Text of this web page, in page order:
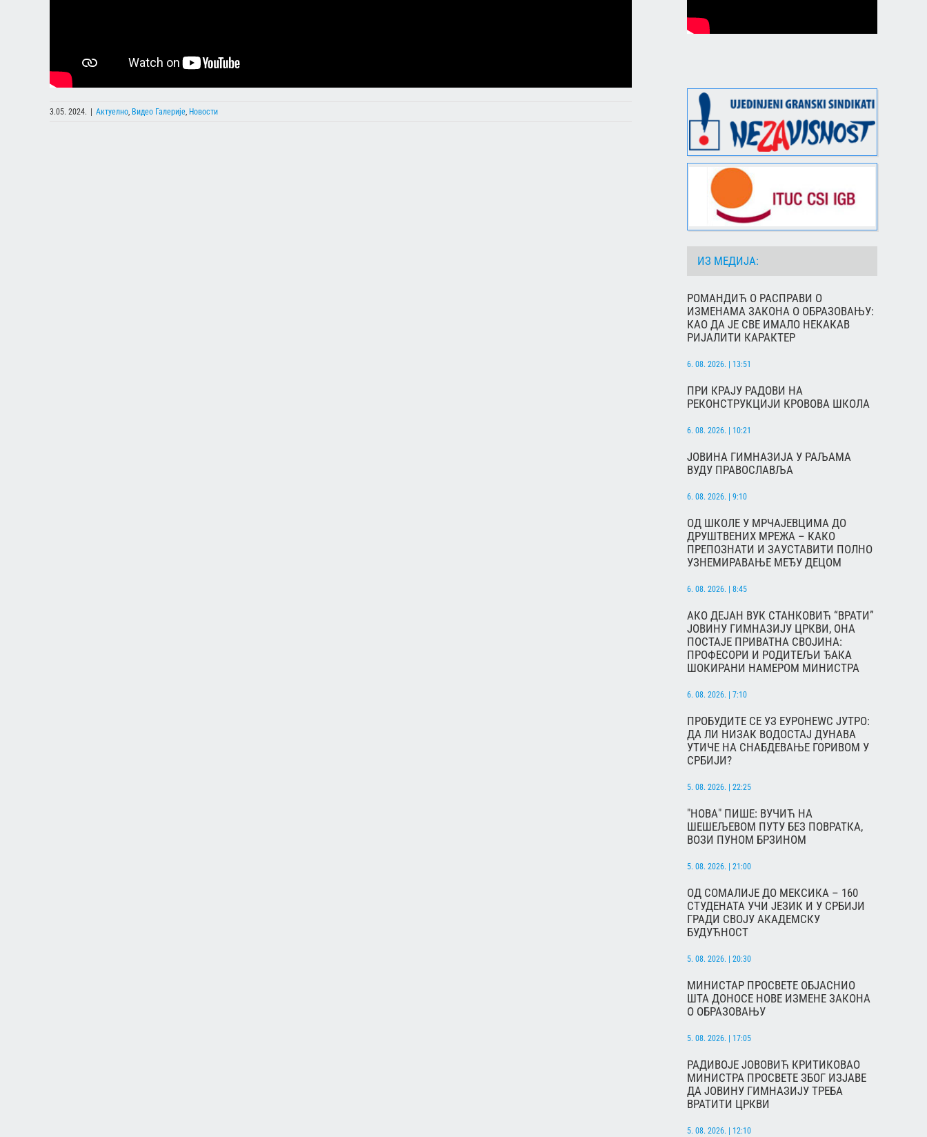
3.05. 2024. Актуелно, Видео Галерије, Новости
ИЗ МЕДИЈА:
РОМАНДИЋ О РАСПРАВИ О
ИЗМЕНАМА ЗАКОНА О ОБРАЗОВАЊУ:
КАО ДА ЈЕ СВЕ ИМАЛО НЕКАКАВ
РИЈАЛИТИ КАРАКТЕР
6. 08. 2026. | 13:51
ПРИ КРАЈУ РАДОВИ НА
РЕКОНСТРУКЦИЈИ КРОВОВА ШКОЛА
6. 08. 2026. | 10:21
ЈОВИНА ГИМНАЗИЈА У РАЉАМА
ВУДУ ПРАВОСЛАВЉА
6. 08. 2026. | 9:10
ОД ШКОЛЕ У МРЧАЈЕВЦИМА ДО
ДРУШТВЕНИХ МРЕЖА – КАКО
ПРЕПОЗНАТИ И ЗАУСТАВИТИ ПОЛНО
УЗНЕМИРАВАЊЕ МЕЂУ ДЕЦОМ
6. 08. 2026. | 8:45
АКО ДЕЈАН ВУК СТАНКОВИЋ “ВРАТИ”
ЈОВИНУ ГИМНАЗИЈУ ЦРКВИ, ОНА
ПОСТАЈЕ ПРИВАТНА СВОЈИНА:
ПРОФЕСОРИ И РОДИТЕЉИ ЂАКА
ШОКИРАНИ НАМЕРОМ МИНИСТРА
6. 08. 2026. | 7:10
ПРОБУДИТЕ СЕ УЗ ЕУРОНЕWС ЈУТРО:
ДА ЛИ НИЗАК ВОДОСТАЈ ДУНАВА
УТИЧЕ НА СНАБДЕВАЊЕ ГОРИВОМ У
СРБИЈИ?
5. 08. 2026. | 22:25
"НОВА" ПИШЕ: ВУЧИЋ НА
ШЕШЕЉЕВОМ ПУТУ БЕЗ ПОВРАТКА,
ВОЗИ ПУНОМ БРЗИНОМ
5. 08. 2026. | 21:00
ОД СОМАЛИЈЕ ДО МЕКСИКА – 160
СТУДЕНАТА УЧИ ЈЕЗИК И У СРБИЈИ
ГРАДИ СВОЈУ АКАДЕМСКУ
БУДУЋНОСТ
5. 08. 2026. | 20:30
МИНИСТАР ПРОСВЕТЕ ОБЈАСНИО
ШТА ДОНОСЕ НОВЕ ИЗМЕНЕ ЗАКОНА
О ОБРАЗОВАЊУ
5. 08. 2026. | 17:05
РАДИВОЈЕ ЈОВОВИЋ КРИТИКОВАО
МИНИСТРА ПРОСВЕТЕ ЗБОГ ИЗЈАВЕ
ДА ЈОВИНУ ГИМНАЗИЈУ ТРЕБА
ВРАТИТИ ЦРКВИ
5. 08. 2026. | 12:10